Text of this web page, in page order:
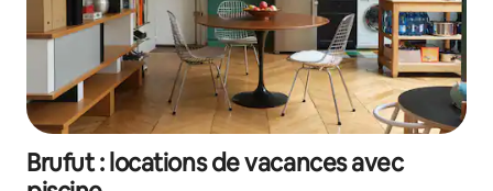
Brufut : locations de vacances avec